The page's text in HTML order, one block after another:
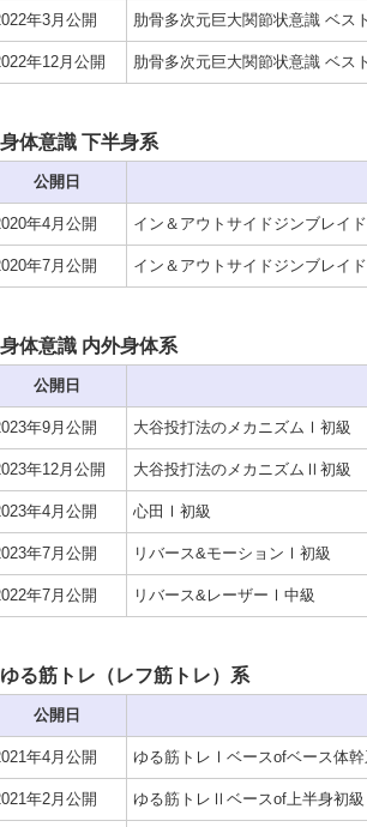
年3月公開 肋骨多次元巨大関節状意識 ベス
年12月公開 肋骨多次元巨大関節状意識 ベス
身体意識 下半身系
公開日
年4月公開 イン＆アウトサイドジンブレイ
年7月公開 イン＆アウトサイドジンブレイ
身体意識 内外身体系
公開日
年9月公開 大谷投打法のメカニズムⅠ初級
年12月公開 大谷投打法のメカニズムⅡ初級
年4月公開 心田Ⅰ初級
年7月公開 リバース&モーションⅠ初級
年7月公開 リバース&レーザーⅠ中級
ゆる筋トレ（レフ筋トレ）系
公開日
年4月公開 ゆる筋トレⅠベースofベース体幹
年2月公開 ゆる筋トレⅡベースof上半身初級